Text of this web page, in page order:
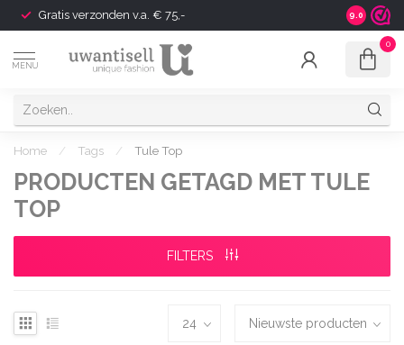
Gratis verzonden v.a. € 75,- Shipping
9.0
MENU
0
Home / Tags / Tule Top
PRODUCTEN GETAGD MET TULE
TOP
FILTERS